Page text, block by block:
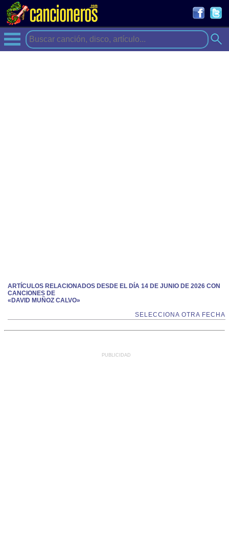
ARTÍCULOS RELACIONADOS DESDE EL DÍA 14 DE JUNIO DE 2026 CON
CANCIONES DE
«DAVID MUÑOZ CALVO»
SELECCIONA OTRA FECHA
PUBLICIDAD